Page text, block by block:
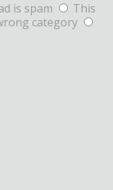
is spam
This
category